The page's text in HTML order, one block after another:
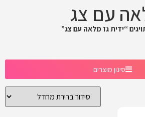
עם צג
“ידית גז מלאה עם צג”
סינון מוצרים